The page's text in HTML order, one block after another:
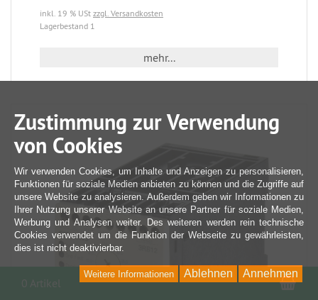
inkl. 19 % USt zzgl. Versandkosten
Lagerbestand 1
mehr...
Zustimmung zur Verwendung
von Cookies
Wir verwenden Cookies, um Inhalte und Anzeigen zu personalisieren,
Funktionen für soziale Medien anbieten zu können und die Zugriffe auf
unsere Website zu analysieren. Außerdem geben wir Informationen zu
Ihrer Nutzung unserer Website an unsere Partner für soziale Medien,
Werbung und Analysen weiter. Des weiteren werden rein technische
Cookies verwendet um die Funktion der Webseite zu gewährleisten,
dies ist nicht deaktivierbar.
Annehmen
Ablehnen
Weitere Informationen